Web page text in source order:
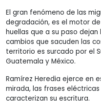
El gran fenómeno de las
degradación, es el motor
huellas que a su paso
cambios que sacuden las
territorio es surcado por el
Guatemala y México.
Ramírez Heredia ejerce en
mirada, las frases
caracterizan su escritura.